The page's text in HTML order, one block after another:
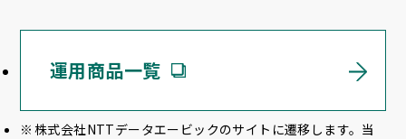
運用商品一覧
株式会社NTTデータエービックのサイトに遷移します。当